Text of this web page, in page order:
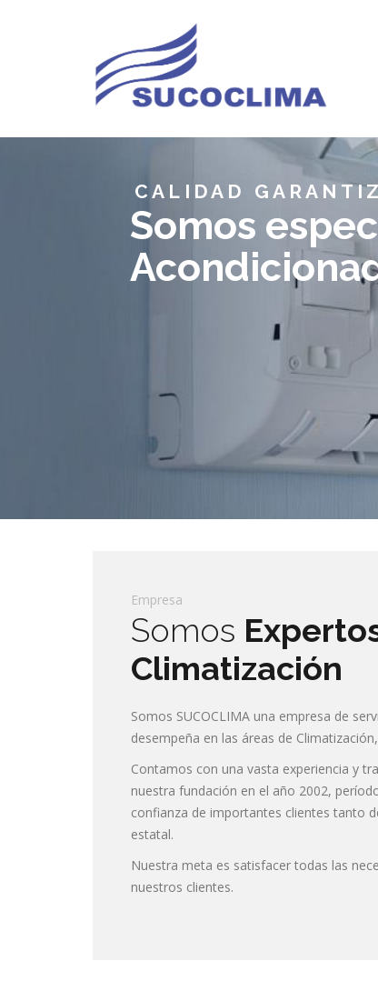
CALIDAD
Somos
Empresa
Somos
Climatización
Somos SUCOCLIMA una empresa de
desempeña en las áreas de
Contamos con una vasta experiencia y
nuestra fundación en el año 2002,
confianza de importantes clientes tanto
estatal.
Nuestra meta es satisfacer todas las
nuestros clientes.